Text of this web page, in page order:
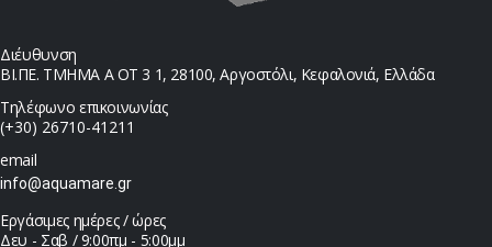
Διέυθυνση
ΒΙ.ΠΕ. ΤΜΗΜΑ Α ΟΤ 3 1, 28100, Αργοστόλι, Κεφαλονιά, Ελλάδα
Τηλέφωνο επικοινωνίας
(+30) 26710-41211
email
info@aquamare.gr
Εργάσιμες ημέρες / ώρες
Δευ - Σαβ / 9:00πμ - 5:00μμ